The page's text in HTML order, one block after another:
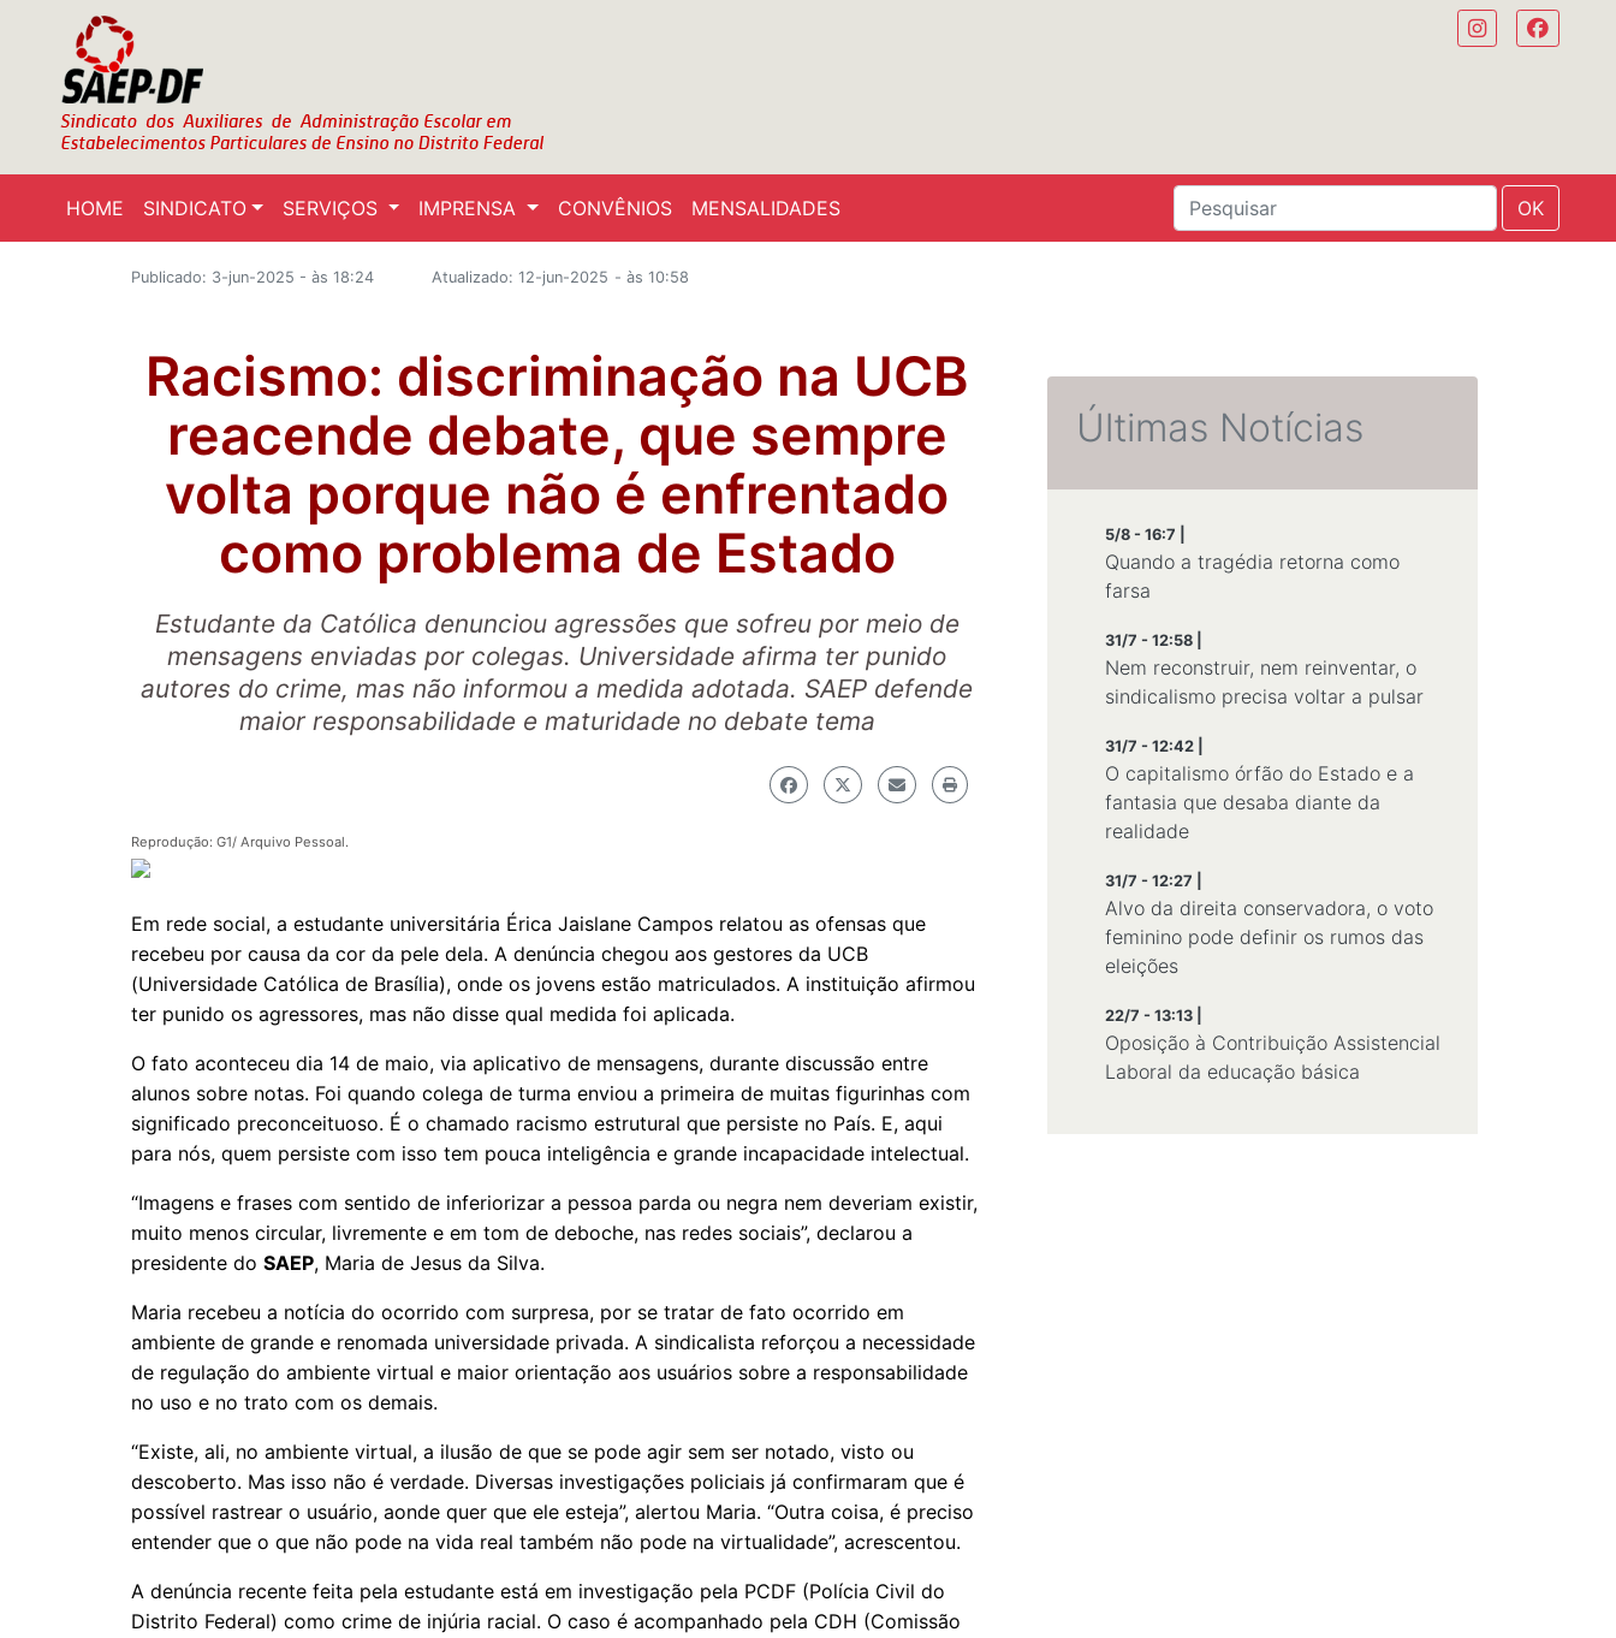
HOME SINDICATO SERVIÇOS IMPRENSA CONVÊNIOS MENSALIDADES OK
Publicado: 3-jun-2025 - às 18:24 Atualizado: 12-jun-2025 - às 10:58
Racismo: discriminação na UCB
reacende debate, que sempre
volta porque não é enfrentado
como problema de Estado
Estudante da Católica denunciou agressões que sofreu por meio de
mensagens enviadas por colegas. Universidade afirma ter punido
autores do crime, mas não informou a medida adotada. SAEP defende
maior responsabilidade e maturidade no debate tema
Reprodução: G1/ Arquivo Pessoal.
Em rede social, a estudante universitária Érica Jaislane Campos relatou as ofensas que
recebeu por causa da cor da pele dela. A denúncia chegou aos gestores da UCB
(Universidade Católica de Brasília), onde os jovens estão matriculados. A instituição afirmou
ter punido os agressores, mas não disse qual medida foi aplicada.
O fato aconteceu dia 14 de maio, via aplicativo de mensagens, durante discussão entre
alunos sobre notas. Foi quando colega de turma enviou a primeira de muitas figurinhas com
significado preconceituoso. É o chamado racismo estrutural que persiste no País. E, aqui
para nós, quem persiste com isso tem pouca inteligência e grande incapacidade intelectual.
“Imagens e frases com sentido de inferiorizar a pessoa parda ou negra nem deveriam existir,
muito menos circular, livremente e em tom de deboche, nas redes sociais”, declarou a
presidente doSAEP, Maria de Jesus da Silva.
Maria recebeu a notícia do ocorrido com surpresa, por se tratar de fato ocorrido em
ambiente de grande e renomada universidade privada. A sindicalista reforçou a necessidade
de regulação do ambiente virtual e maior orientação aos usuários sobre a responsabilidade
no uso e no trato com os demais.
“Existe, ali, no ambiente virtual, a ilusão de que se pode agir sem ser notado, visto ou
descoberto. Mas isso não é verdade. Diversas investigações policiais já confirmaram que é
possível rastrear o usuário, aonde quer que ele esteja”, alertou Maria. “Outra coisa, é preciso
entender que o que não pode na vida real também não pode na virtualidade”, acrescentou.
A denúncia recente feita pela estudante está em investigação pela PCDF (Polícia Civil do
Distrito Federal) como crime de injúria racial. O caso é acompanhado pela CDH (Comissão
Últimas Notícias
5/8 - 16:7 |
Quando a tragédia retorna como
farsa
31/7 - 12:58 |
Nem reconstruir, nem reinventar, o
sindicalismo precisa voltar a pulsar
31/7 - 12:42 |
O capitalismo órfão do Estado e a
fantasia que desaba diante da
realidade
31/7 - 12:27 |
Alvo da direita conservadora, o voto
feminino pode definir os rumos das
eleições
22/7 - 13:13 |
Oposição à Contribuição Assistencial
Laboral da educação básica